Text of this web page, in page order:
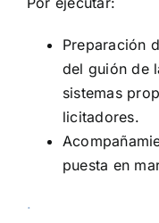
Preparación
del guión de
sistemas
licitadores.
puesta en
.